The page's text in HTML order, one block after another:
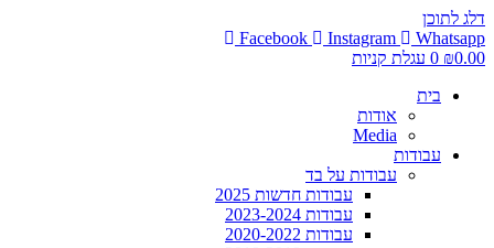
דלג לתוכן
Facebook
Instagram
Whatsapp
₪0.00
0 עגלת קניות
בית
אודות
Media
עבודות
עבודות על בד
עבודות חדשות 2025
עבודות 2023-2024
עבודות 2020-2022